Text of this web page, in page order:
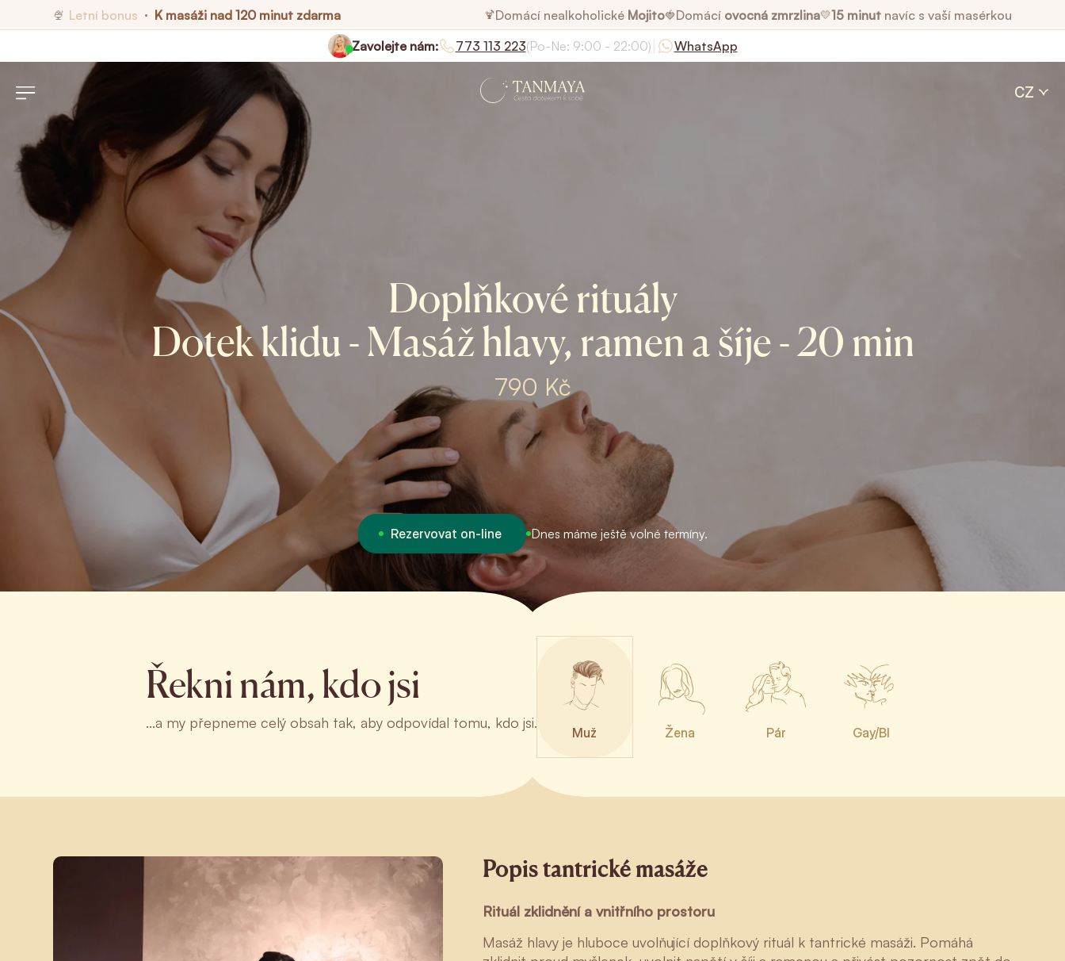
🍨 Letní bonus • K masáži nad 120 minut zdarma 🍹Domácí nealkoholické Mojito🍓Domácí ovocná zmrzlina💛15 minut navíc s vaší masérkou
Zavolejte nám:
773 113 223(Po-Ne: 9:00 - 22:00) WhatsApp
CZ
Doplňkové rituály
Dotek klidu - Masáž hlavy, ramen a šíje - 20 min
790 Kč
Rezervovat on-line Dnes máme ještě volné termíny.
Řekni nám, kdo jsi
...a my přepneme celý obsah tak, aby odpovídal tomu, kdo jsi.
Muž Žena Pár Gay/BI
Popis tantrické masáže
Rituál zklidnění a vnitřního prostoru
Masáž hlavy je hluboce uvolňující doplňkový rituál k tantrické masáži. Pomáhá